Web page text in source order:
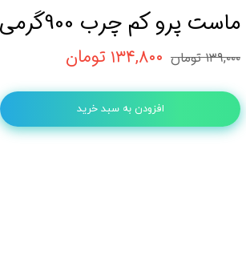
ماست پرو کم چرب 900گرمی رامک
۱۳۹,۰۰۰ تومان ۱۳۴,۸۰۰ تومان
افزودن به سبد خرید